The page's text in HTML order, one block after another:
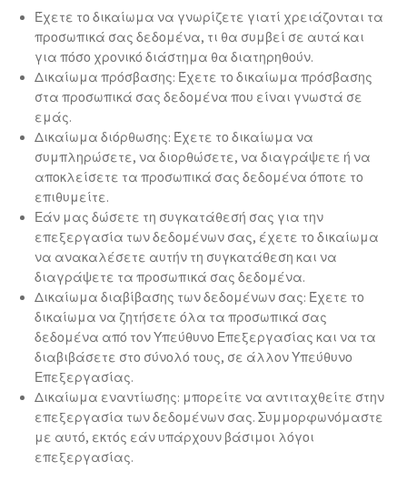
Έχετε το δικαίωμα να γνωρίζετε γιατί χρειάζονται τα
προσωπικά σας δεδομένα, τι θα συμβεί σε αυτά και
για πόσο χρονικό διάστημα θα διατηρηθούν.
Δικαίωμα πρόσβασης: Έχετε το δικαίωμα πρόσβασης
στα προσωπικά σας δεδομένα που είναι γνωστά σε
εμάς.
Δικαίωμα διόρθωσης: Έχετε το δικαίωμα να
συμπληρώσετε, να διορθώσετε, να διαγράψετε ή να
αποκλείσετε τα προσωπικά σας δεδομένα όποτε το
επιθυμείτε.
Εάν μας δώσετε τη συγκατάθεσή σας για την
επεξεργασία των δεδομένων σας, έχετε το δικαίωμα
να ανακαλέσετε αυτήν τη συγκατάθεση και να
διαγράψετε τα προσωπικά σας δεδομένα.
Δικαίωμα διαβίβασης των δεδομένων σας: Έχετε το
δικαίωμα να ζητήσετε όλα τα προσωπικά σας
δεδομένα από τον Υπεύθυνο Επεξεργασίας και να τα
διαβιβάσετε στο σύνολό τους, σε άλλον Υπεύθυνο
Επεξεργασίας.
Δικαίωμα εναντίωσης: μπορείτε να αντιταχθείτε στην
επεξεργασία των δεδομένων σας. Συμμορφωνόμαστε
με αυτό, εκτός εάν υπάρχουν βάσιμοι λόγοι
επεξεργασίας.